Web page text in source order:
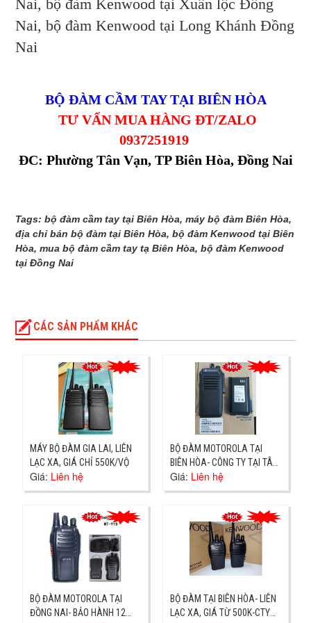
Nai, bộ đàm Kenwood tại Xuân lộc Đồng
Nai, bộ đàm Kenwood tại Long Khánh Đồng
Nai
BỘ ĐÀM CẦM TAY TẠI BIÊN HÒA
TƯ VẤN MUA HÀNG ĐT/ZALO
0937251919
ĐC: Phường Tân Vạn, TP Biên Hòa, Đồng Nai
Tags: bộ đàm cầm tay tại Biên Hòa, máy bộ đàm Biên Hòa,
địa chỉ bán bộ đàm tại Biên Hòa, bộ đàm Kenwood tại Biên
Hòa, mua bộ đàm cầm tay tạ Biên Hòa, bộ đàm Kenwood
tại Đồng Nai
CÁC SẢN PHẨM KHÁC
MÁY BỘ ĐÀM GIA LAI, LIÊN
LẠC XA, GIÁ CHỈ 550K/VỘ
Giá: Liên hệ
BỘ ĐÀM MOTOROLA TẠI
BIÊN HÒA- CÔNG TY TẠI TÂN
VẠN, GIAO NGAY
Giá: Liên hệ
BỘ ĐÀM MOTOROLA TẠI
ĐỒNG NAI- BẢO HÀNH 12
BỘ ĐÀM TẠI BIÊN HÒA- LIÊN
LẠC XA, GIÁ TỪ 500K-CTY